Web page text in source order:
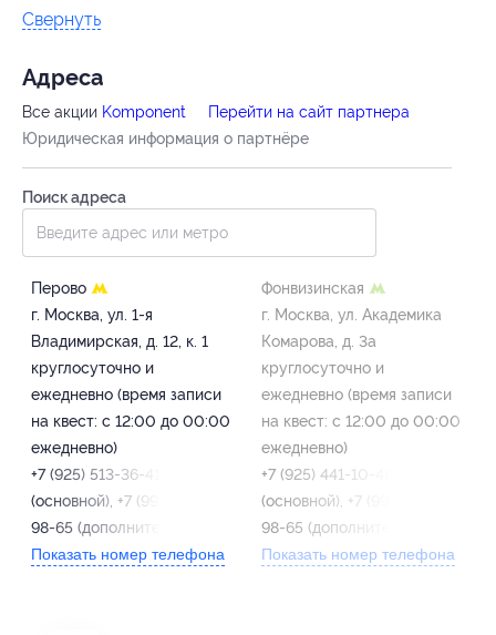
Свернуть
Адресa
Все акции Komponent
Перейти на сайт партнера
Юридическая информация о партнёре
Поиск адреса
Перово
г. Москва, ул. 1-я
Владимирская, д. 12, к. 1
круглосуточно и
ежедневно (время записи
на квест: с 12:00 до 00:00
ежедневно)
+7 (925) 513-36-41
(основной), +7 (995) 885-
98-65 (дополнительный)
Показать номер телефона
Фонвизинская
г. Москва, ул. Академика
Комарова, д. 3а
круглосуточно и
ежедневно (время записи
на квест: с 12:00 до 00:00
ежедневно)
+7 (925) 441-10-48
(основной), +7 (995) 885-
98-65 (дополнительный)
Показать номер телефона